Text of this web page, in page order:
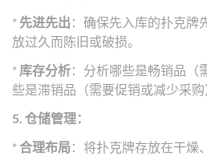
* 先进先出 ：确保先入库的扑克牌
放过久而陈旧或破损。
* 库存分析：分析哪些是畅销品（
些是滞销品（需要促销或减少采购
5. 仓储管理：
* 合理布局：将扑克牌存放在干燥